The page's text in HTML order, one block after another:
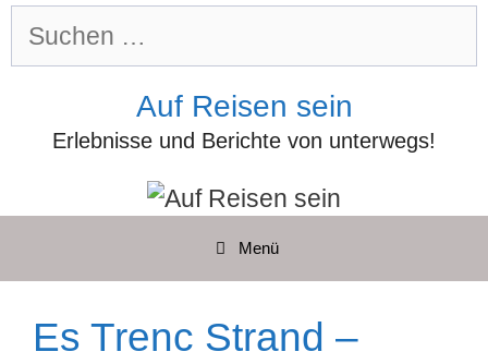
Zum
Inhalt
Suchen
Auf Reisen sein
Erlebnisse und Berichte von unterwegs!
Menü
Es Trenc Strand –